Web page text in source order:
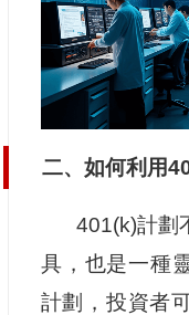
二、如何利用
401(k)計劃
具，也是一種
計劃，投資者